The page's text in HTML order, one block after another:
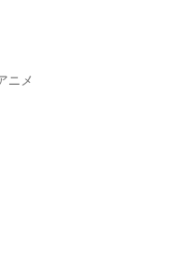
ニメ